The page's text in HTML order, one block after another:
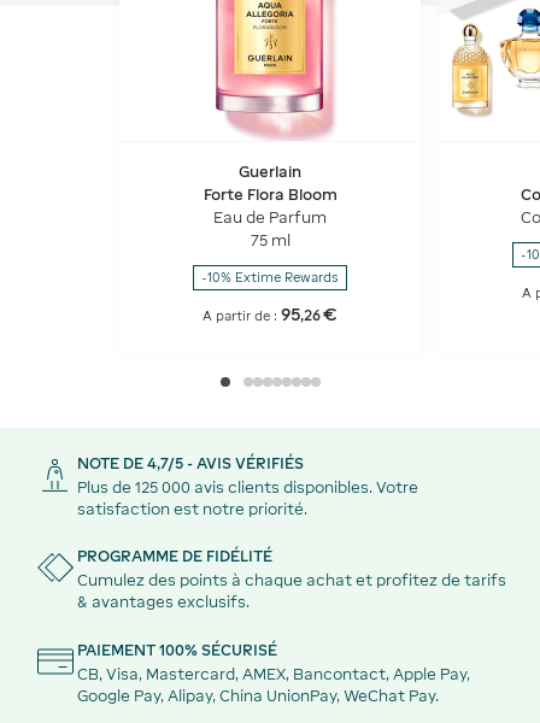
Guerlain
Forte Flora Bloom
Eau de Parfum
75 ml
-10% Extime Rewards
A partir de : 95,26€
-
A
NOTE DE 4,7/5 - AVIS VÉRIFIÉS
Plus de 125 000 avis clients disponibles. Votre
satisfaction est notre priorité.
PROGRAMME DE FIDÉLITÉ
Cumulez des points à chaque achat et profitez de tarifs
& avantages exclusifs.
PAIEMENT 100% SÉCURISÉ
CB, Visa, Mastercard, AMEX, Bancontact, Apple Pay,
Google Pay, Alipay, China UnionPay, WeChat Pay.